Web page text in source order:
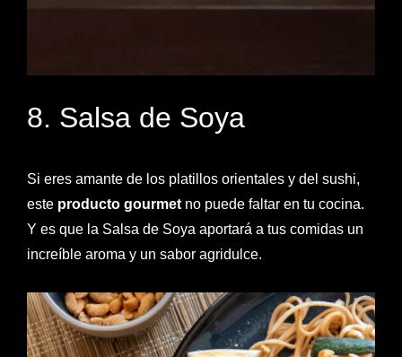
8. Salsa de Soya
Si eres amante de los platillos orientales y del sushi,
este producto gourmet no puede faltar en tu cocina.
Y es que la Salsa de Soya aportará a tus comidas un
increíble aroma y un sabor agridulce.